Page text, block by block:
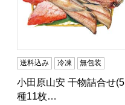
送料込み 冷凍 無包装
小田原山安 干物詰合せ(5
種11枚…